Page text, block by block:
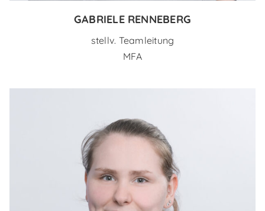
GABRIELE RENNEBERG
stellv. Teamleitung
MFA